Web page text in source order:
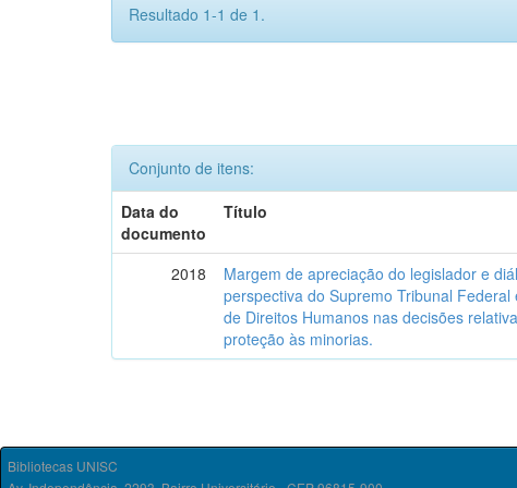
Resultado 1-1 de 1.
Conjunto de itens:
Data do
documento
Título
2018
Margem de apreciação do legislador e
perspectiva do Supremo Tribunal
de Direitos Humanos nas decisões
proteção às minorias.
Bibliotecas UNISC